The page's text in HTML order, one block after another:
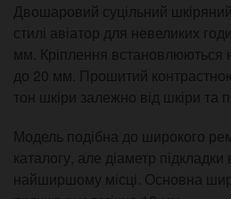
Двошаровий суцільний
стилі авіатор для невеликих
мм. Кріплення встановлюються
до 20 мм. Прошитий
тон шкіри залежно від шкіри та
Модель подібна до широкого
каталогу, але діаметр
найширшому місці. Основна